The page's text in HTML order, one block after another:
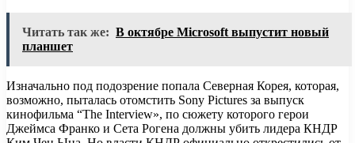
Читать так же: В октябре Microsoft выпустит новый
планшет
Изначально под подозрение попала Северная Корея, которая,
возможно, пыталась отомстить Sony Pictures за выпуск
кинофильма “The Interview», по сюжету которого герои
Джеймса Франко и Сета Рогена должны убить лидера КНДР